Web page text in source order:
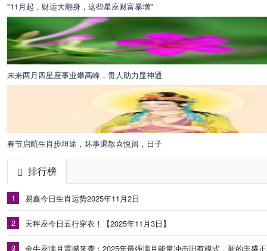
"11月起，财运大翻身，这些星座财富暴增"
未来两月四星座事业攀高峰，贵人助力显神通
春节启航生肖步坦途，坏事退散喜悦留，日子
排行榜
1 易鑫今日生肖运势2025年11月2日
2 天秤座今日五行穿衣！【2025年11月3日】
3 金牛座满月震撼来袭：2025年最强满月能量冲击旧有模式，新的丰盛